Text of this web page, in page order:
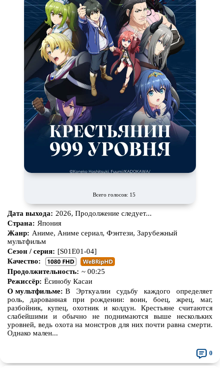
Всего голосов: 15
Дата выхода: 2026, Продолжение следует...
Страна: Япония
Жанр: Аниме, Аниме сериал, Фэнтези, Зарубежный
мультфильм
Сезон / серия: [S01E01-04]
Качество:
Продолжительность: ~ 00:25
Режиссёр: Ёсинобу Касаи
О мультфильме: В Эрткуалии судьбу каждого определяет
роль, дарованная при рождении: воин, боец, жрец, маг,
разбойник, купец, охотник и колдун. Крестьяне считаются
слабейшими и обычно не поднимаются выше нескольких
уровней, ведь охота на монстров для них почти равна смерти.
Однако мален...
0